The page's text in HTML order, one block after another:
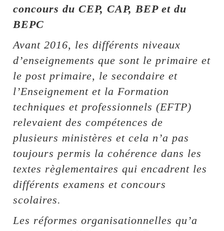
concours du CEP, CAP, BEP et du
BEPC
Avant 2016, les différents niveaux
d’enseignements que sont le primaire et
le post primaire, le secondaire et
l’Enseignement et la Formation
techniques et professionnels (EFTP)
relevaient des compétences de
plusieurs ministères et cela n’a pas
toujours permis la cohérence dans les
textes règlementaires qui encadrent les
différents examens et concours
scolaires.
Les réformes organisationnelles qu’a